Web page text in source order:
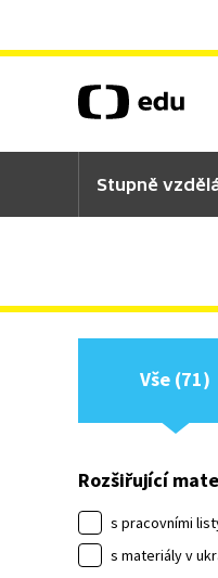
Stupně
Vše (71)
Rozšiřující
s pracovními
s materiály v